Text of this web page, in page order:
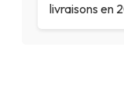
livraisons en